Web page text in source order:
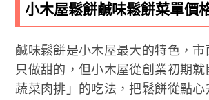
小木屋鬆餅鹹味鬆餅菜單價
鹹味鬆餅是小木屋最大的特色，
只做甜的，但小木屋從創業初期
蔬菜肉排」的吃法，把鬆餅從點